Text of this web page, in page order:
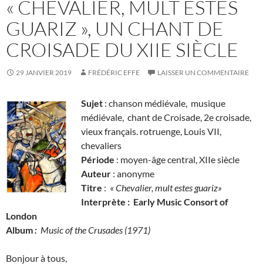
« CHEVALIER, MULT ESTES
GUARIZ », UN CHANT DE
CROISADE DU XIIE SIÈCLE
29 JANVIER 2019 FRÉDÉRIC EFFE LAISSER UN COMMENTAIRE
Sujet : chanson médiévale, musique
médiévale, chant de Croisade, 2e croisade,
vieux français. rotruenge, Louis VII,
chevaliers
Période : moyen-âge central, XIIe siècle
Auteur : anonyme
Titre : « Chevalier, mult estes guariz»
Interprète : Early Music Consort of
London
Album: Music of the Crusades (1971)
Bonjour à tous,